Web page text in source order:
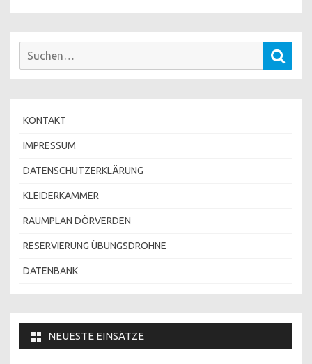
Suchen
KONTAKT
IMPRESSUM
DATENSCHUTZERKLÄRUNG
KLEIDERKAMMER
RAUMPLAN DÖRVERDEN
RESERVIERUNG ÜBUNGSDROHNE
DATENBANK
NEUESTE EINSÄTZE